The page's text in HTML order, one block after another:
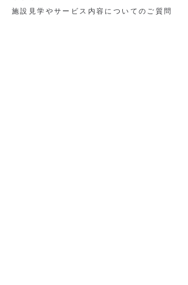
施設見学やサービス内容についてのご質問